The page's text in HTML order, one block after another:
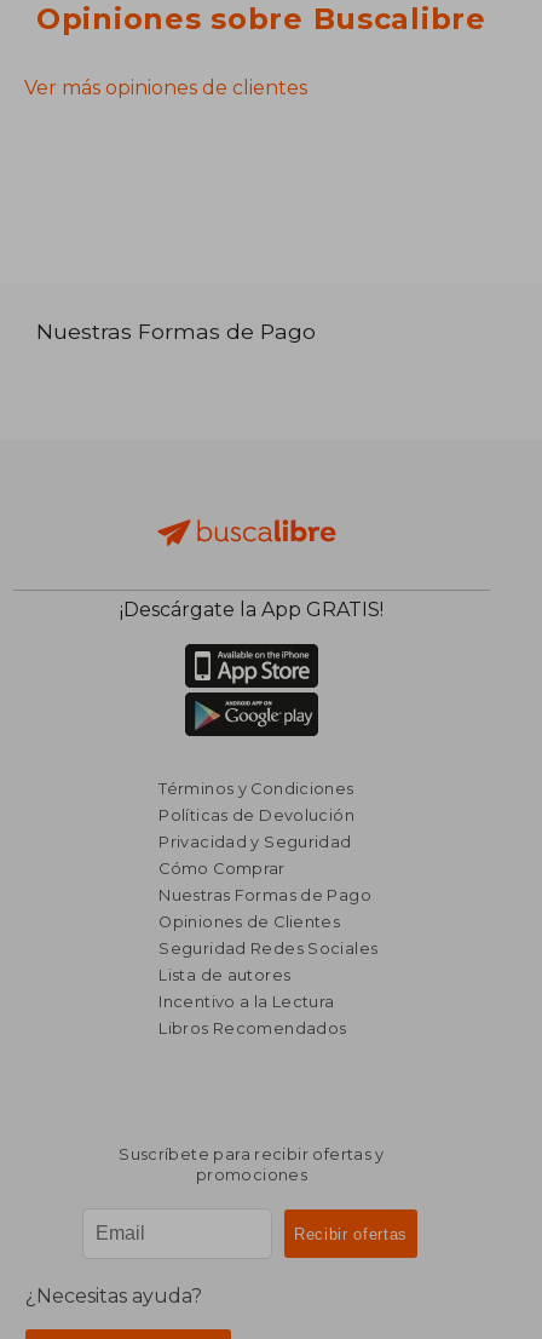
Opiniones sobre Buscalibre
Ver más opiniones de clientes
Nuestras Formas de Pago
¡Descárgate la App GRATIS!
Términos y Condiciones
Políticas de Devolución
Privacidad y Seguridad
Cómo Comprar
Nuestras Formas de Pago
Opiniones de Clientes
Seguridad Redes Sociales
Lista de autores
Incentivo a la Lectura
Libros Recomendados
Suscríbete para recibir ofertas y
promociones
¿Necesitas ayuda?